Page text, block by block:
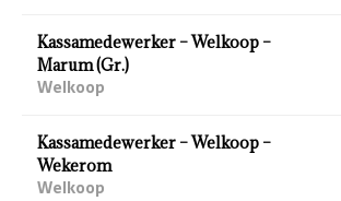
Kassamedewerker – Welkoop –
Marum (Gr.)
Welkoop
Kassamedewerker – Welkoop –
Wekerom
Welkoop